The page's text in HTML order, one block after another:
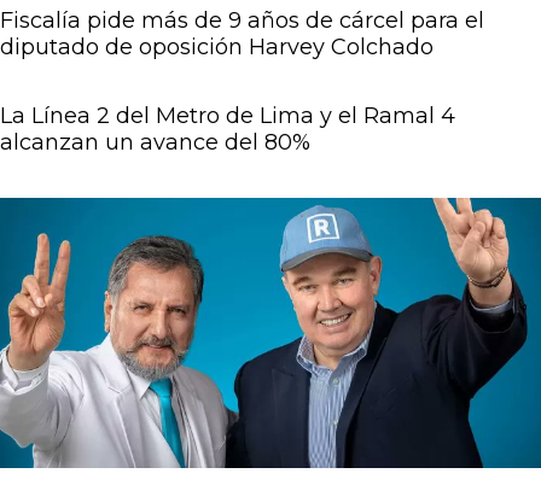
Fiscalía pide más de 9 años de cárcel para el
diputado de oposición Harvey Colchado
La Línea 2 del Metro de Lima y el Ramal 4
alcanzan un avance del 80%